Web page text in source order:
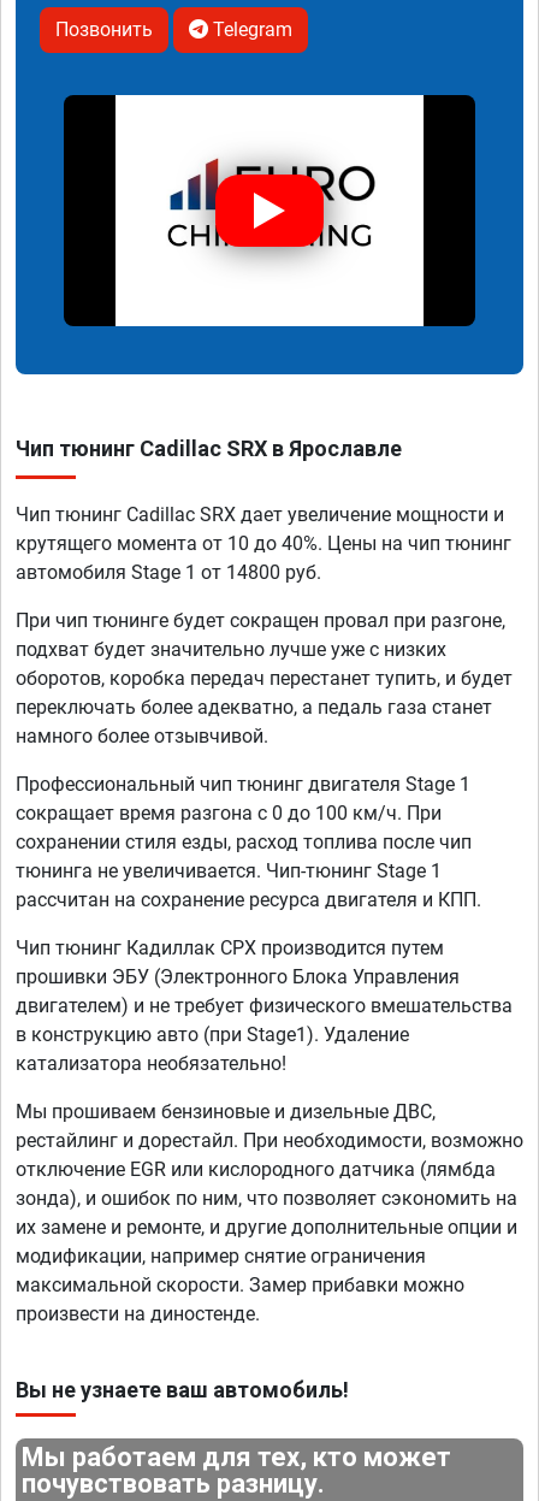
Позвонить Telegram
Чип тюнинг Cadillac SRX в Ярославле
Чип тюнинг Cadillac SRX дает увеличение мощности и
крутящего момента от 10 до 40%. Цены на чип тюнинг
автомобиля Stage 1 от 14800 руб.
При чип тюнинге будет сокращен провал при разгоне,
подхват будет значительно лучше уже с низких
оборотов, коробка передач перестанет тупить, и будет
переключать более адекватно, а педаль газа станет
намного более отзывчивой.
Профессиональный чип тюнинг двигателя Stage 1
сокращает время разгона с 0 до 100 км/ч. При
сохранении стиля езды, расход топлива после чип
тюнинга не увеличивается. Чип-тюнинг Stage 1
рассчитан на сохранение ресурса двигателя и КПП.
Чип тюнинг Кадиллак СРХ производится путем
прошивки ЭБУ (Электронного Блока Управления
двигателем) и не требует физического вмешательства
в конструкцию авто (при Stage1). Удаление
катализатора необязательно!
Мы прошиваем бензиновые и дизельные ДВС,
рестайлинг и дорестайл. При необходимости, возможно
отключение EGR или кислородного датчика (лямбда
зонда), и ошибок по ним, что позволяет сэкономить на
их замене и ремонте, и другие дополнительные опции и
модификации, например снятие ограничения
максимальной скорости. Замер прибавки можно
произвести на диностенде.
Вы не узнаете ваш автомобиль!
Мы работаем для тех, кто может
почувствовать разницу.